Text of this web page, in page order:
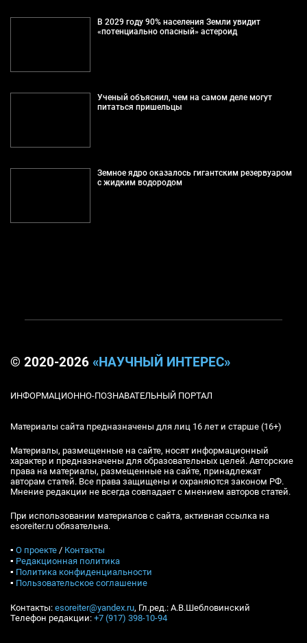
В 2029 году 90% населения Земли увидит
«потенциально опасный» астероид
Ученый объяснил, чем на самом деле могут
питаться пришельцы
Земное ядро оказалось гигантским резервуаром
с жидким водородом
© 2020-2026 «НАУЧНЫЙ ИНТЕРЕС»
ИНФОРМАЦИОННО-ПОЗНАВАТЕЛЬНЫЙ ПОРТАЛ
Материалы сайта предназначены для лиц 16 лет и старше (16+)
Материалы, размещенные на сайте, носят информационный
характер и предназначены для образовательных целей. Авторские
права на материалы, размещенные на сайте, принадлежат
авторам статей. Все права защищены и охраняются законом РФ.
Мнение редакции не всегда совпадает с мнением авторов статей.
При использовании материалов с сайта, активная ссылка на
esoreiter.ru обязательна.
▪ О проекте / Контакты
▪ Редакционная политика
▪ Политика конфиденциальности
▪ Пользовательское соглашение
Контакты: esoreiter@yandex.ru, Гл.ред.: А.В.Шебловинский
Телефон редакции: +7 (917) 398-10-94